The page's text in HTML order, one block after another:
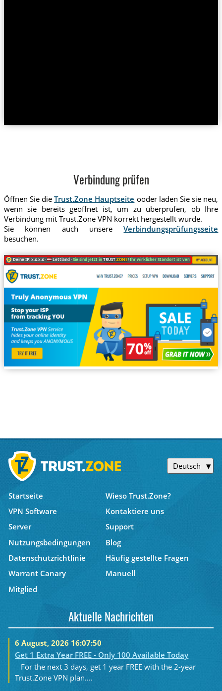
Verbindung prüfen
Öffnen Sie dieTrust.Zone Hauptseite ooder laden Sie sie neu,
wenn sie bereits geöffnet ist, um zu überprüfen, ob Ihre
Verbindung mit Trust.Zone VPN korrekt hergestellt wurde.
Sie können auch unsereVerbindungsprüfungsseite
besuchen.
Deine IP: x.x.x.x · Lettland ·Sie sind jetzt inTRUST.ZONE! Ihr wirklicher Standort ist versteckt!
Deutsch
Startseite
Wieso Trust.Zone?
VPN Software
Kontaktiere uns
Server
Support
Nutzungsbedingungen
Blog
Datenschutzrichtlinie
Häufig gestellte Fragen
Warrant Canary
Manuell
Mitglied
Aktuelle Nachrichten
6 August, 2026 16:07:50
Get 1 Extra Year FREE - Only 100 Available Today
For the next 3 days, get 1 year FREE with the 2-year
Trust.Zone VPN plan....